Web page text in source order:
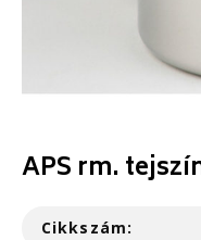
APS rm.
Cikkszám: